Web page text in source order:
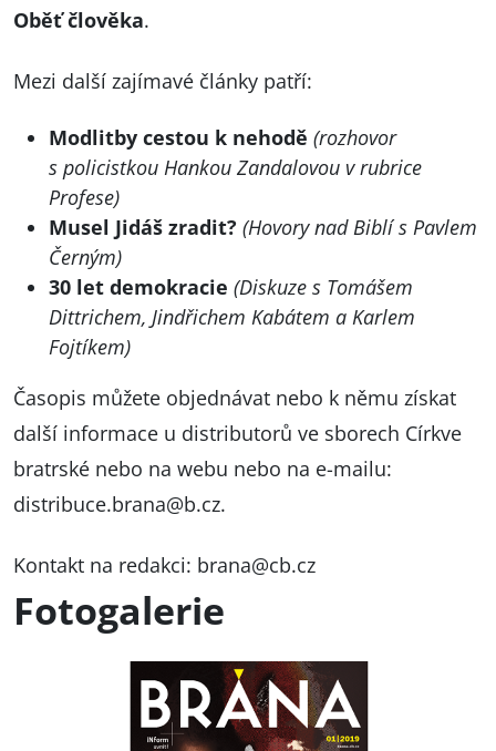
Oběť člověka.
Mezi další zajímavé články patří:
Modlitby cestou k nehodě (rozhovor
s policistkou Hankou Zandalovou v rubrice
Profese)
Musel Jidáš zradit? (Hovory nad Biblí s Pavlem
Černým)
30 let demokracie (Diskuze s Tomášem
Dittrichem, Jindřichem Kabátem a Karlem
Fojtíkem)
Časopis můžete objednávat nebo k němu získat
další informace u distributorů ve sborech Církve
bratrské nebo na webu nebo na e-mailu:
distribuce.brana@b.cz.
Kontakt na redakci: brana@cb.cz
Fotogalerie